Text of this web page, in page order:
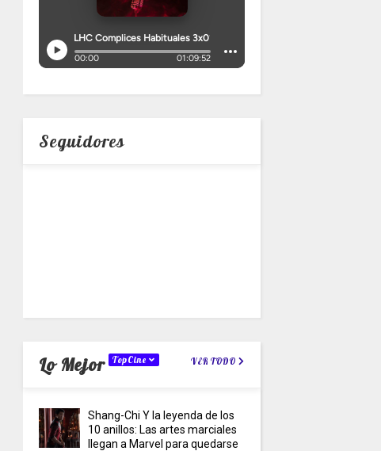
Seguidores
Lo Mejor TopCine VER TODO
Shang-Chi Y la leyenda de los
10 anillos: Las artes marciales
llegan a Marvel para quedarse